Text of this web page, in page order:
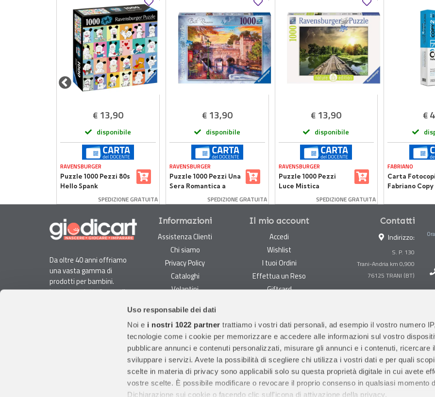
Uso responsabile dei dati
Noi e i nostri 1022 partner trattiamo i vostri dati personali, ad esempio il vostro numero
tecnologie come i cookie per memorizzare e accedere alle informazioni sul vostro
pubblicare annunci e contenuti personalizzati, misurare gli annunci e i contenuti, ricercare
sviluppare i servizi. Avete la possibilità di scegliere chi utilizza i vostri dati e per quali
scelte in materia di privacy sono applicabili solo su questa proprietà digitale in cui avete
vostre scelte. È possibile modificare o revocare il proprio consenso in qualsiasi momento
Dichiarazione sui cookie o facendo clic sull'icona di attivazione della privacy.
€ 13,90
disponibile
RAVENSBURGER
Puzzle 1000 Pezzi 80s
Hello Spank
SPEDIZIONE GRATUITA
€ 13,90
disponibile
RAVENSBURGER
Puzzle 1000 Pezzi Una
Sera Romantica a
SPEDIZIONE GRATUITA
€ 13,90
disponibile
RAVENSBURGER
Puzzle 1000 Pezzi
Luce Mistica
SPEDIZIONE GRATUITA
€
FABRIANO
Carta
Fabriano Copy
Alta Qualità,
Da oltre 40 anni offriamo
una vasta gamma di
prodotti per bambini.
La nostra piattaforma di
ricerca di giocattoli, articoli
per l'infanzia, cancelleria e
soddisfare le esigenze dei
Informazioni
Assistenza Clienti
Chi siamo
Privacy Policy
Cataloghi
Volantini
DURC e Tracciabilità
Rilevazione Misure
Radiatori
Il mio account
Accedi
Wishlist
I tuoi Ordini
Effettua un Reso
Giftcard
Garanzie
Condizioni di vendita
Spedizioni e Resi
Pagamenti sicuri
Contatti
Indirizzo:
S. P. 130
Trani-Andria km 0,900
Prima Infanzia: 0883
494858
Orari di apertura al pubblico